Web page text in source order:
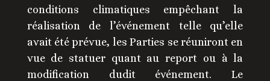
conditions climatiques empêchant la
réalisation de l’événement telle qu’elle
avait été prévue, les Parties se réuniront en
vue de statuer quant au report ou à la
modification dudit événement. Le